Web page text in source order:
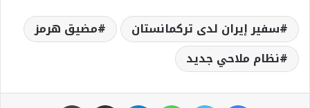
سفير إيران لدى تركمانستان
مضيق هرمز
نظام ملاحي جديد